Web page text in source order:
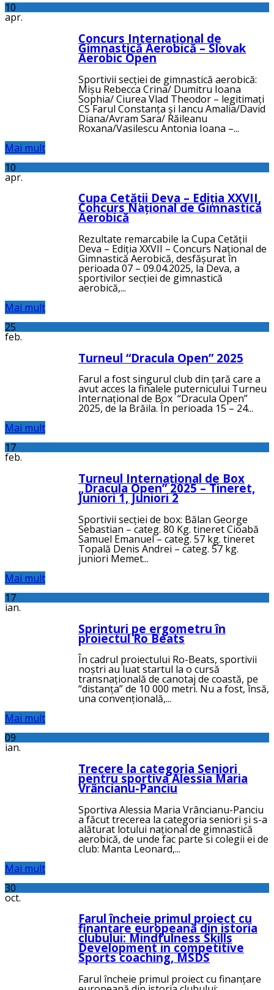
10
apr.
Concurs Internațional de
Gimnastică Aerobică – Slovak
Aerobic Open
Sportivii secției de gimnastică aerobică:
Mișu Rebecca Crina/ Dumitru Ioana
Sophia/ Ciurea Vlad Theodor – legitimați
CS Farul Constanța și Iancu Amalia/David
Diana/Avram Sara/ Răileanu
Roxana/Vasilescu Antonia Ioana –...
Mai mult
10
apr.
Cupa Cetății Deva – Ediția XXVII,
Concurs Național de Gimnastică
Aerobică
Rezultate remarcabile la Cupa Cetății
Deva – Ediția XXVII – Concurs Național de
Gimnastică Aerobică, desfășurat în
perioada 07 – 09.04.2025, la Deva, a
sportivilor secției de gimnastică
aerobică,...
Mai mult
25
feb.
Turneul “Dracula Open” 2025
Farul a fost singurul club din țară care a
avut acces la finalele puternicului Turneu
Internațional de Box “Dracula Open”
2025, de la Brăila. În perioada 15 – 24...
Mai mult
17
feb.
Turneul Internațional de Box
„Dracula Open” 2025 – Tineret,
Juniori 1, Juniori 2
Sportivii secției de box: Bălan George
Sebastian – categ. 80 Kg. tineret Cioabă
Samuel Emanuel – categ. 57 kg. tineret
Topală Denis Andrei – categ. 57 kg.
juniori Memet...
Mai mult
17
ian.
Sprinturi pe ergometru în
proiectul Ro Beats
În cadrul proiectului Ro-Beats, sportivii
noștri au luat startul la o cursă
transnațională de canotaj de coastă, pe
“distanța” de 10 000 metri. Nu a fost, însă,
una convențională,...
Mai mult
09
ian.
Trecere la categoria Seniori
pentru sportiva Alessia Maria
Vrâncianu-Panciu
Sportiva Alessia Maria Vrâncianu-Panciu
a făcut trecerea la categoria seniori și s-a
alăturat lotului național de gimnastică
aerobică, de unde fac parte si colegii ei de
club: Manta Leonard,...
Mai mult
30
oct.
Farul încheie primul proiect cu
finanțare europeană din istoria
clubului: Mindfulness Skills
Development in competitive
Sports coaching, MSDS
Farul încheie primul proiect cu finanțare